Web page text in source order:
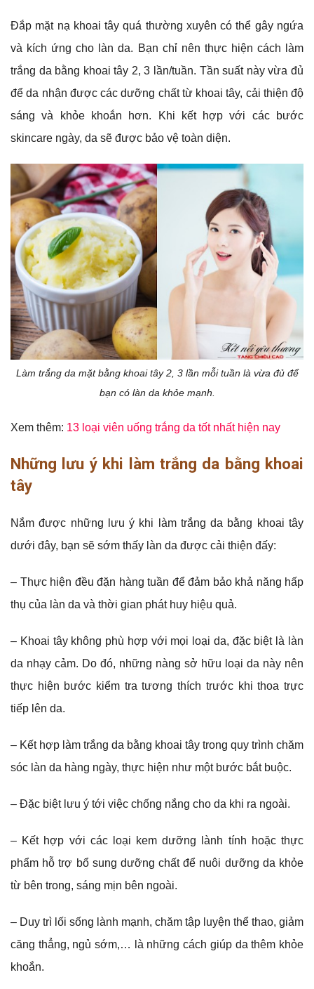
Đắp mặt nạ khoai tây quá thường xuyên có thể gây ngứa
và kích ứng cho làn da. Bạn chỉ nên thực hiện cách làm
trắng da bằng khoai tây 2, 3 lần/tuần. Tần suất này vừa đủ
để da nhận được các dưỡng chất từ khoai tây, cải thiện độ
sáng và khỏe khoắn hơn. Khi kết hợp với các bước
skincare ngày, da sẽ được bảo vệ toàn diện.
Làm trắng da mặt bằng khoai tây 2, 3 lần mỗi tuần là vừa đủ để
bạn có làn da khỏe mạnh.
Xem thêm: 13 loại viên uống trắng da tốt nhất hiện nay
Những lưu ý khi làm trắng da bằng khoai
tây
Nắm được những lưu ý khi làm trắng da bằng khoai tây
dưới đây, bạn sẽ sớm thấy làn da được cải thiện đấy:
– Thực hiện đều đặn hàng tuần để đảm bảo khả năng hấp
thụ của làn da và thời gian phát huy hiệu quả.
– Khoai tây không phù hợp với mọi loại da, đặc biệt là làn
da nhạy cảm. Do đó, những nàng sở hữu loại da này nên
thực hiện bước kiểm tra tương thích trước khi thoa trực
tiếp lên da.
– Kết hợp làm trắng da bằng khoai tây trong quy trình chăm
sóc làn da hàng ngày, thực hiện như một bước bắt buộc.
– Đặc biệt lưu ý tới việc chống nắng cho da khi ra ngoài.
– Kết hợp với các loại kem dưỡng lành tính hoặc thực
phẩm hỗ trợ bổ sung dưỡng chất để nuôi dưỡng da khỏe
từ bên trong, sáng mịn bên ngoài.
– Duy trì lối sống lành mạnh, chăm tập luyện thể thao, giảm
căng thẳng, ngủ sớm,… là những cách giúp da thêm khỏe
khoắn.